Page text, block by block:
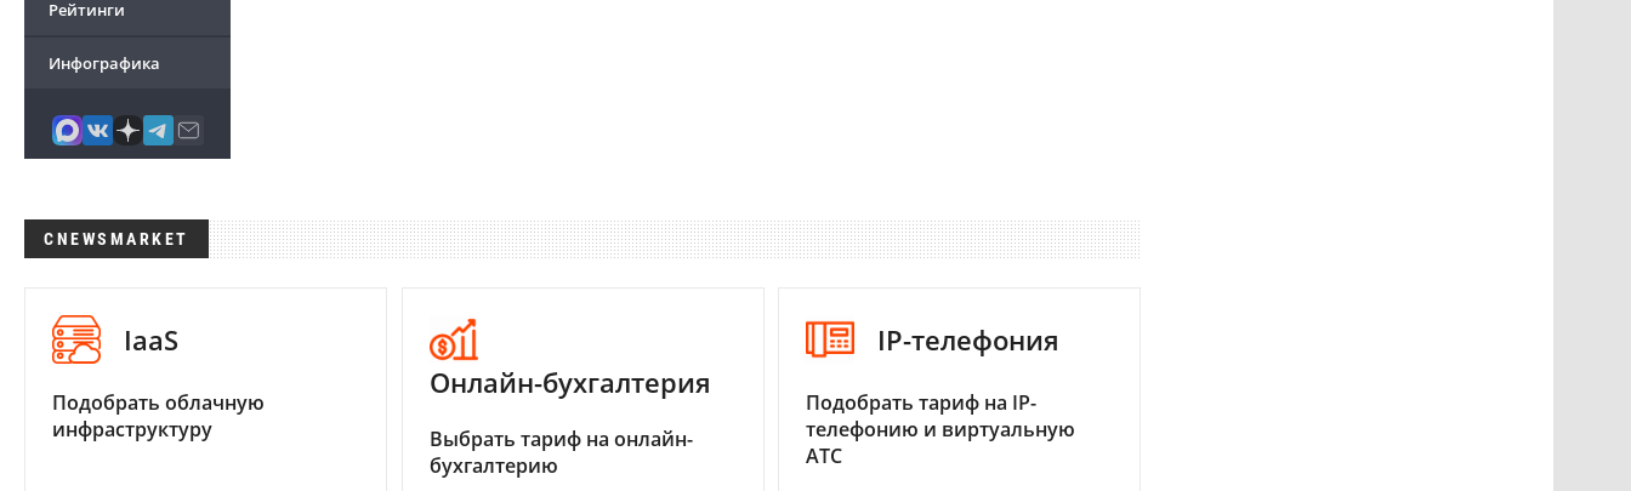
Рейтинги
Инфографика
CNEWSMARKET
IaaS
Подобрать облачную
инфраструктуру
Онлайн-бухгалтерия
Выбрать тариф на онлайн-
бухгалтерию
IP-телефония
Подобрать тариф на IP-
телефонию и виртуальную
АТС